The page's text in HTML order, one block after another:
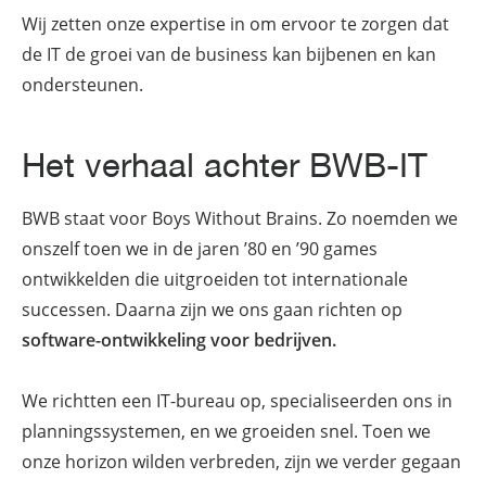
Wij zetten onze expertise in om ervoor te zorgen dat
de IT de groei van de business kan bijbenen en kan
ondersteunen.
Het verhaal achter BWB-IT
BWB staat voor Boys Without Brains. Zo noemden we
onszelf toen we in de jaren ’80 en ’90 games
ontwikkelden die uitgroeiden tot internationale
successen. Daarna zijn we ons gaan richten op
software-ontwikkeling voor bedrijven.
We richtten een IT-bureau op, specialiseerden ons in
planningssystemen, en we groeiden snel. Toen we
onze horizon wilden verbreden, zijn we verder gegaan